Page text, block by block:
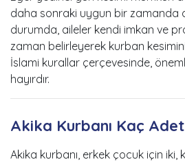
daha sonraki uygun bir zamanda
durumda, aileler kendi imkan ve
zaman belirleyerek kurban
İslami kurallar çerçevesinde,
hayırdır.
Akika Kurbanı Kaç
Akika kurbanı, erkek çocuk için iki,